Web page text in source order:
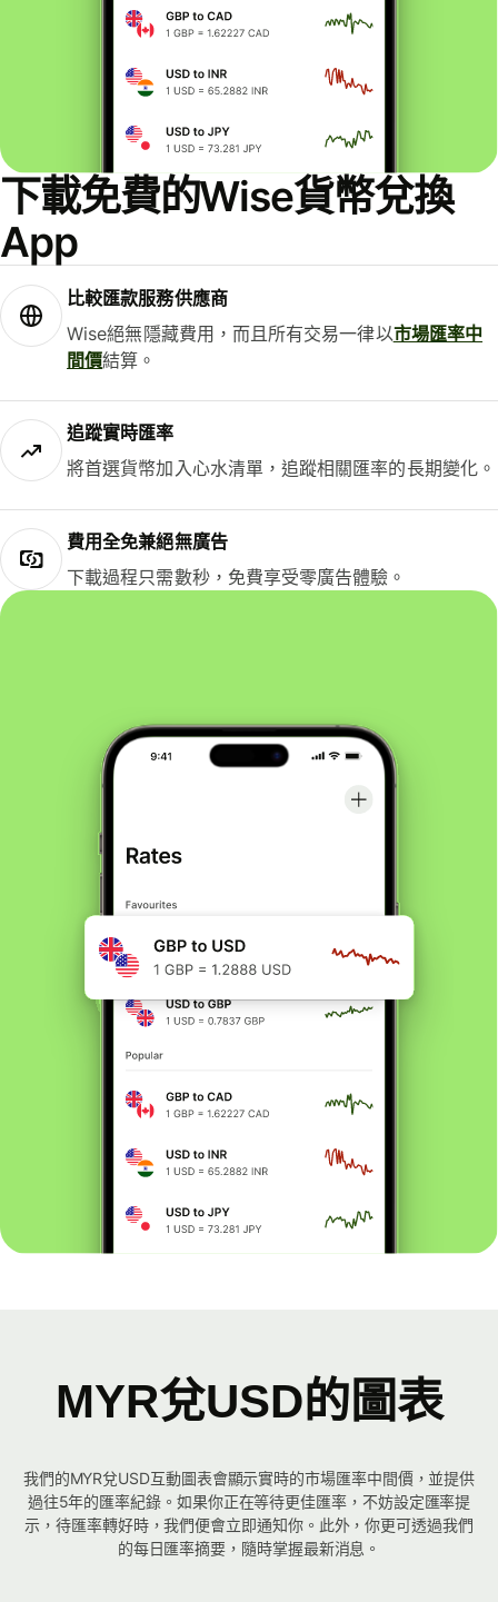
下載免費的Wise貨幣兌換
App
比較匯款服務供應商
Wise絕無隱藏費用，而且所有交易一律以市場匯率中
間價結算。
追蹤實時匯率
將首選貨幣加入心水清單，追蹤相關匯率的長期變化。
費用全免兼絕無廣告
下載過程只需數秒，免費享受零廣告體驗。
MYR兌USD的圖表
我們的MYR兌USD互動圖表會顯示實時的市場匯率中間價，並提供
過往5年的匯率紀錄。如果你正在等待更佳匯率，不妨設定匯率提
示，待匯率轉好時，我們便會立即通知你。此外，你更可透過我們
的每日匯率摘要，隨時掌握最新消息。